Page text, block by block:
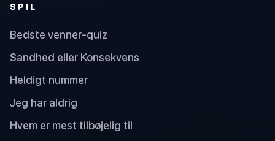
SPIL
Bedste venner-quiz
Sandhed eller Konsekvens
Heldigt nummer
Jeg har aldrig
Hvem er mest tilbøjelig til